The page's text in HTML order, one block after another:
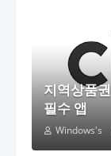
지역상품
필수 앱
Windows's